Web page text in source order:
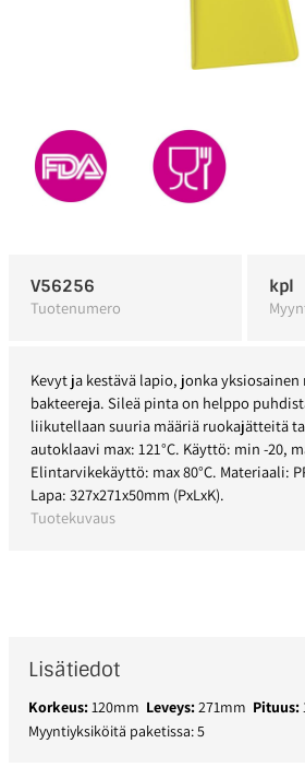
V56256
Tuotenumero
kpl
Kevyt ja kestävä lapio, jonka
bakteereja. Sileä pinta on helppo
liikutellaan suuria määriä ruokajätteitä
autoklaavi max: 121°C. Käyttö: min -20,
Elintarvikekäyttö: max 80°C. Materiaali:
Lapa: 327x271x50mm (PxLxK).
Tuotekuvaus
Lisätiedot
Korkeus:120mm Leveys:271mm Pituus:
Myyntiyksiköitä paketissa: 5